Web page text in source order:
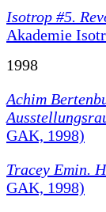
Isotrop #5.
Akademie
1998
Achim
GAK, 1998)
Tracey Emin.
GAK, 1998)